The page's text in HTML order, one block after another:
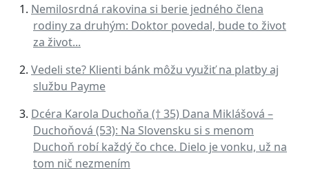
Nemilosrdná rakovina si berie jedného člena
rodiny za druhým: Doktor povedal, bude to život
za život...
Vedeli ste? Klienti bánk môžu využiť na platby aj
službu Payme
Dcéra Karola Duchoňa († 35) Dana Miklášová –
Duchoňová (53): Na Slovensku si s menom
Duchoň robí každý čo chce. Dielo je vonku, už na
tom nič nezmením